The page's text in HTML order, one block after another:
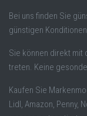
Bei uns finden Sie
günstigen
Sie können direkt mit
treten. Keine
Kaufen Sie
Lidl, Amazon, Penny,